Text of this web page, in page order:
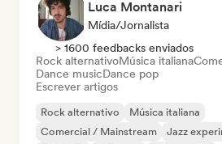
Luca Montanari
Mídia/Jornalista
> 1600 feedbacks enviados
Rock alternativoMúsica italiana
Dance musicDance pop
Escrever artigos
Rock alternativo
Música italiana
Comercial / Mainstream
Jazz